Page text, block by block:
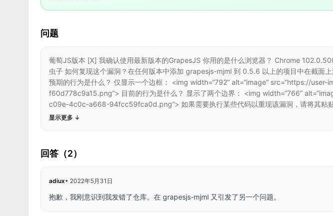
问题
葡萄JS版本 [X] 我确认使用最新版本的GrapesJS 你用的是什么浏览器？ Chrome
虫子 如何复现这个漏洞？在任何版本中添加 grapesjs-mjml 到 0.5.6 以上的项目中在截
预期的行为是什么？ 仅显示一个边框： <img width=“792” alt=“image” src=“https://
f60d778c9a15.png”> 目前的行为是什么？ 显示了两个边界： <img width=“766”
c09e-4c0c-a668-94fcc59fca0d.png”> 如果需要执行某些代码以重现该漏洞，请将其粘
显示更多 ↓
回答（2）
adiux• 2022年5月31日
抱歉，我刚意识到我发错了仓库。在 grapesjs-mjml 又引发了另一个问题。